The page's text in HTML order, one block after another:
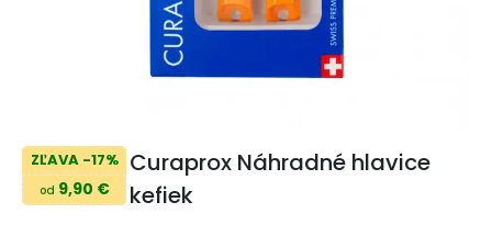
ZĽAVA -17%
od 9,90 €
Curaprox Náhradné hlavice
kefiek